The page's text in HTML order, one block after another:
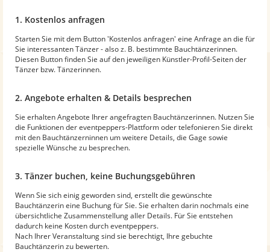
1. Kostenlos anfragen
Starten Sie mit dem Button 'Kostenlos anfragen' eine Anfrage an die für
Sie interessanten Tänzer - also z. B. bestimmte Bauchtänzerinnen.
Diesen Button finden Sie auf den jeweiligen Künstler-Profil-Seiten der
Tänzer bzw. Tänzerinnen.
2. Angebote erhalten & Details besprechen
Sie erhalten Angebote Ihrer angefragten Bauchtänzerinnen. Nutzen Sie
die Funktionen der eventpeppers-Plattform oder telefonieren Sie direkt
mit den Bauchtänzerninnen um weitere Details, die Gage sowie
spezielle Wünsche zu besprechen.
3. Tänzer buchen, keine Buchungsgebühren
Wenn Sie sich einig geworden sind, erstellt die gewünschte
Bauchtänzerin eine Buchung für Sie. Sie erhalten darin nochmals eine
übersichtliche Zusammenstellung aller Details. Für Sie entstehen
dadurch keine Kosten durch eventpeppers.
Nach Ihrer Veranstaltung sind sie berechtigt, Ihre gebuchte
Bauchtänzerin zu bewerten.